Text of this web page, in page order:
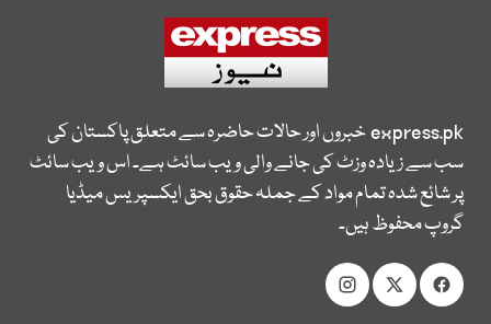
express.pkخبروں اور حالات حاضرہ سے متعلق پاکستان کی
سب سے زیادہ وزٹ کی جانے والی ویب سائٹ ہے۔ اس ویب سائٹ
پر شائع شدہ تمام مواد کے جملہ حقوق بحق ایکسپریس میڈیا
گروپ محفوظ ہیں۔